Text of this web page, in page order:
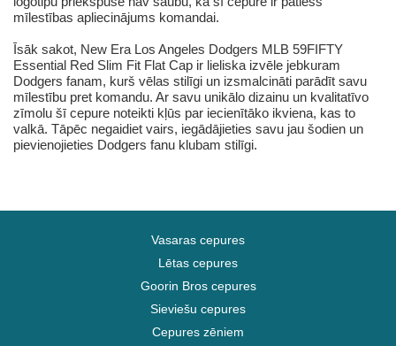
mīlestības apliecinājums komandai.
Īsāk sakot, New Era Los Angeles Dodgers MLB 59FIFTY
Essential Red Slim Fit Flat Cap ir lieliska izvēle jebkuram
Dodgers fanam, kurš vēlas stilīgi un izsmalcināti parādīt savu
mīlestību pret komandu. Ar savu unikālo dizainu un kvalitatīvo
zīmolu šī cepure noteikti kļūs par iecienītāko ikviena, kas to
valkā. Tāpēc negaidiet vairs, iegādājieties savu jau šodien un
pievienojieties Dodgers fanu klubam stilīgi.
Vasaras cepures
Lētas cepures
Goorin Bros cepures
Sieviešu cepures
Cepures zēniem